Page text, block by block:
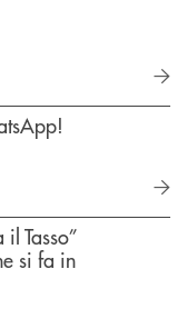
Tasso”
si fa in